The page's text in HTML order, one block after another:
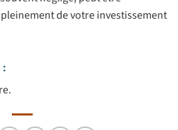
de votre investissement